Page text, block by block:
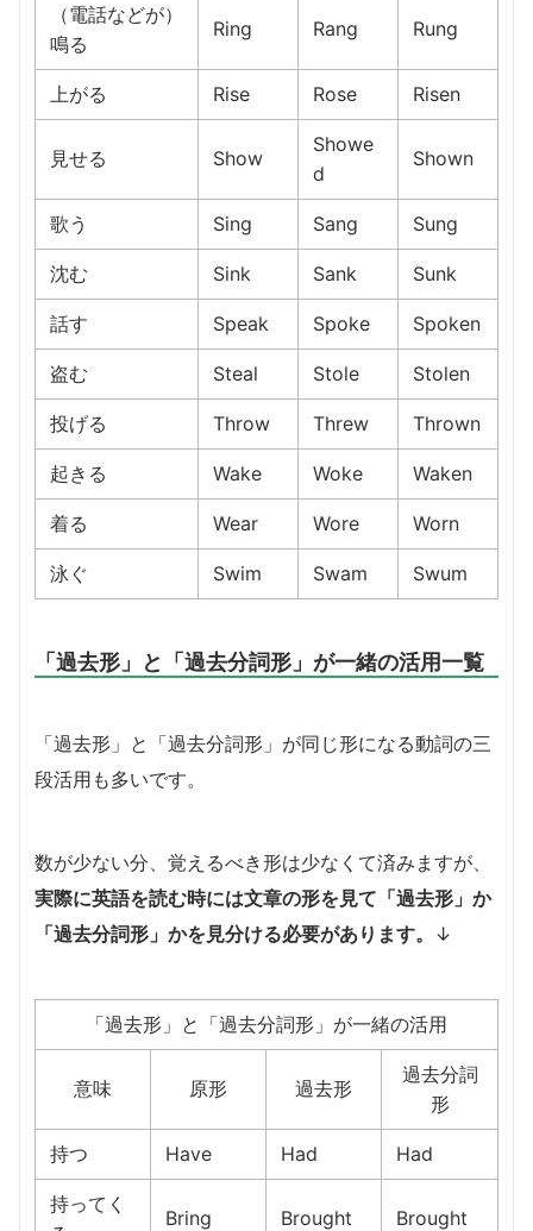
（電話などが）
鳴る
Ring Rang Rung
上がる Rise Rose Risen
見せる Show
Showe
d
Shown
歌う Sing Sang Sung
沈む Sink Sank Sunk
話す Speak Spoke Spoken
盗む Steal Stole Stolen
投げる Throw Threw Thrown
起きる Wake Woke Waken
着る Wear Wore Worn
泳ぐ Swim Swam Swum
「過去形」と「過去分詞形」が一緒の活用一覧
「過去形」と「過去分詞形」が同じ形になる動詞の三
段活用も多いです。
数が少ない分、覚えるべき形は少なくて済みますが、
実際に英語を読む時には文章の形を見て「過去形」か
「過去分詞形」かを見分ける必要があります。 ↓
「過去形」と「過去分詞形」が一緒の活用
意味 原形 過去形
過去分詞
形
持つ Have Had Had
持ってく
Bring Brought Brought